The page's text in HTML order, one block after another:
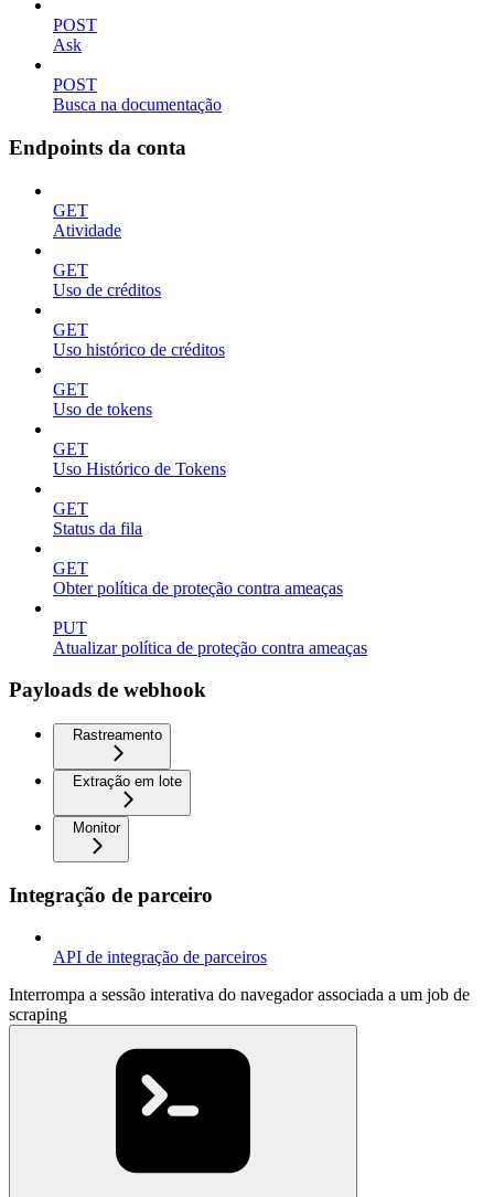
POST
Ask
POST
Busca na documentação
Endpoints da conta
GET
Atividade
GET
Uso de créditos
GET
Uso histórico de créditos
GET
Uso de tokens
GET
Uso Histórico de Tokens
GET
Status da fila
GET
Obter política de proteção contra ameaças
PUT
Atualizar política de proteção contra ameaças
Payloads de webhook
Rastreamento
Extração em lote
Monitor
Integração de parceiro
API de integração de parceiros
Interrompa a sessão interativa do navegador associada a um job de
scraping